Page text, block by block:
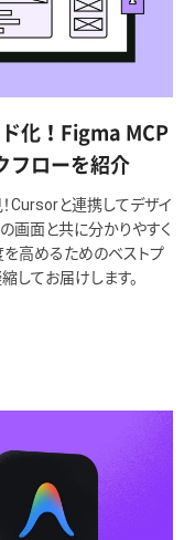
化！Figma MCP
フローを紹介
Cursorと連携してデザイ
画面と共に分かりやすく
を高めるためのベストプ
してお届けします。